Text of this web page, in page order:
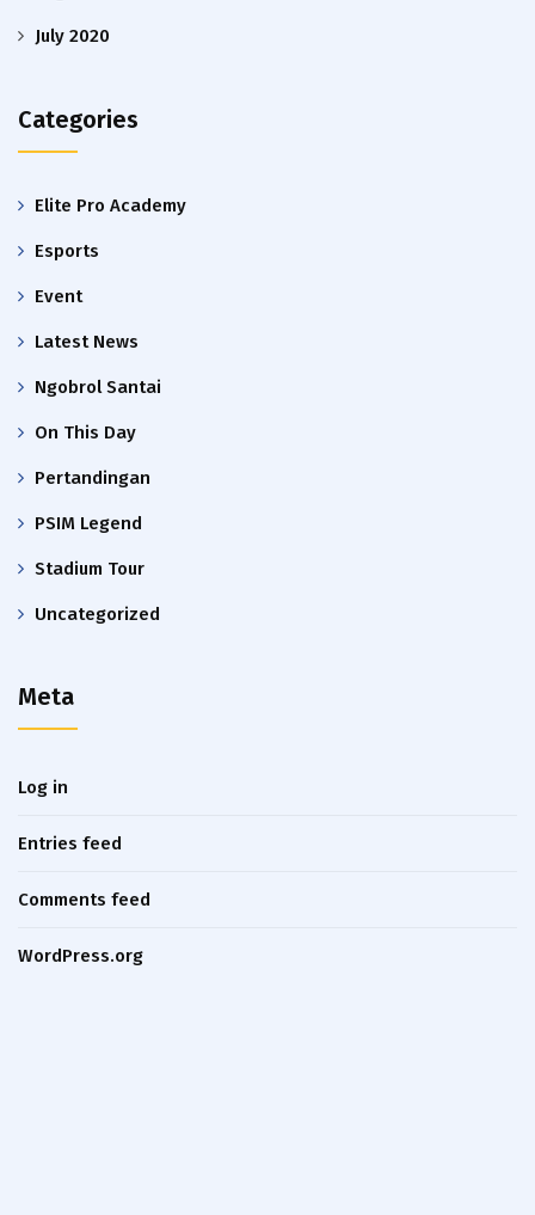
July 2020
Categories
Elite Pro Academy
Esports
Event
Latest News
Ngobrol Santai
On This Day
Pertandingan
PSIM Legend
Stadium Tour
Uncategorized
Meta
Log in
Entries feed
Comments feed
WordPress.org